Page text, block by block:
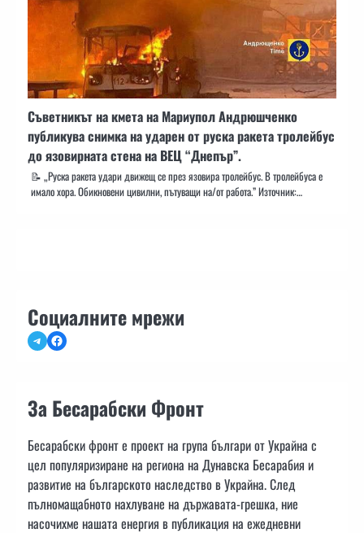
Съветникът на кмета на Мариупол Андрюшченко
публикува снимка на ударен от руска ракета тролейбус
до язовирната стена на ВЕЦ “Днепър”.
📝 „Руска ракета удари движещ се през язовира тролейбус. В тролейбуса е
имало хора. Обикновени цивилни, пътуващи на/от работа.” Източник:…
Социалните мрежи
TelegramFacebook
За Бесарабски Фронт
Бесарабски фронт е проект на група българи от Украйна с
цел популяризиране на региона на Дунавска Бесарабия и
развитие на българското наследство в Украйна. След
пълномащабното нахлуване на държавата-грешка, ние
насочихме нашата енергия в публикация на ежедневни